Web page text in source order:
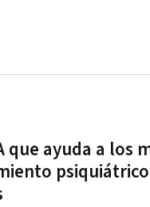
que ayuda a los